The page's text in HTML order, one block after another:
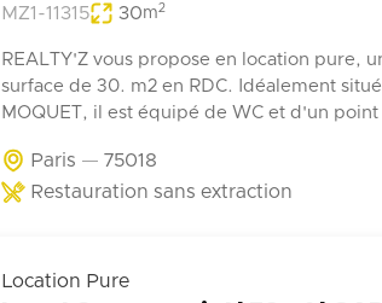
MZ1-11315 30m2
REALTY'Z vous propose en location pure,
surface de 30. m2 en RDC. Idéalement
MOQUET, il est équipé de WC et d'un
Paris
75018
Restauration sans extraction
Location Pure